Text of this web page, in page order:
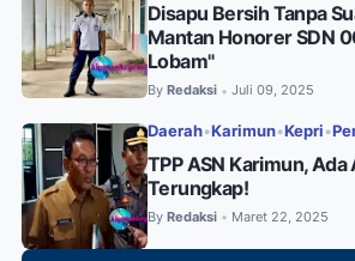
Disapu Bersih Tanpa
Mantan Honorer SDN
Lobam"
By Redaksi • Juli 09, 2025
Daerah•Karimun•Kepri •
TPP ASN Karimun,
Terungkap!
By Redaksi • Maret 22, 2025